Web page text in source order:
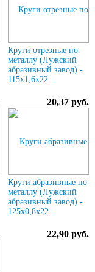
Круги отрезные по
металлу (Лужский
абразивный завод) -
115х1,6х22
20,37 руб.
Круги абразивные по
металлу (Лужский
абразивный завод) -
125х0,8х22
22,90 руб.